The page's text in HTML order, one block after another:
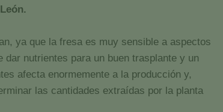
ya que la fresa es muy sensible a aspectos
nutrientes para un buen trasplante y un
afecta enormemente a la producción y,
las cantidades extraídas por la planta